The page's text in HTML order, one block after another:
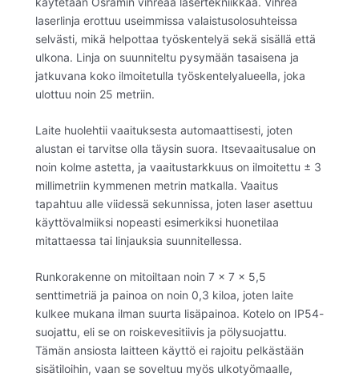
laserlinja erottuu useimmissa valaistusolosuhteissa
selvästi, mikä helpottaa työskentelyä sekä sisällä että
ulkona. Linja on suunniteltu pysymään tasaisena ja
jatkuvana koko ilmoitetulla työskentelyalueella, joka
ulottuu noin 25 metriin.
Laite huolehtii vaaituksesta automaattisesti, joten
alustan ei tarvitse olla täysin suora. Itsevaaitusalue on
noin kolme astetta, ja vaaitustarkkuus on ilmoitettu ± 3
millimetriin kymmenen metrin matkalla. Vaaitus
tapahtuu alle viidessä sekunnissa, joten laser asettuu
käyttövalmiiksi nopeasti esimerkiksi huonetilaa
mitattaessa tai linjauksia suunnitellessa.
Runkorakenne on mitoiltaan noin 7 x 7 x 5,5
senttimetriä ja painoa on noin 0,3 kiloa, joten laite
kulkee mukana ilman suurta lisäpainoa. Kotelo on IP54-
suojattu, eli se on roiskevesitiivis ja pölysuojattu.
Tämän ansiosta laitteen käyttö ei rajoitu pelkästään
sisätiloihin, vaan se soveltuu myös ulkotyömaalle,